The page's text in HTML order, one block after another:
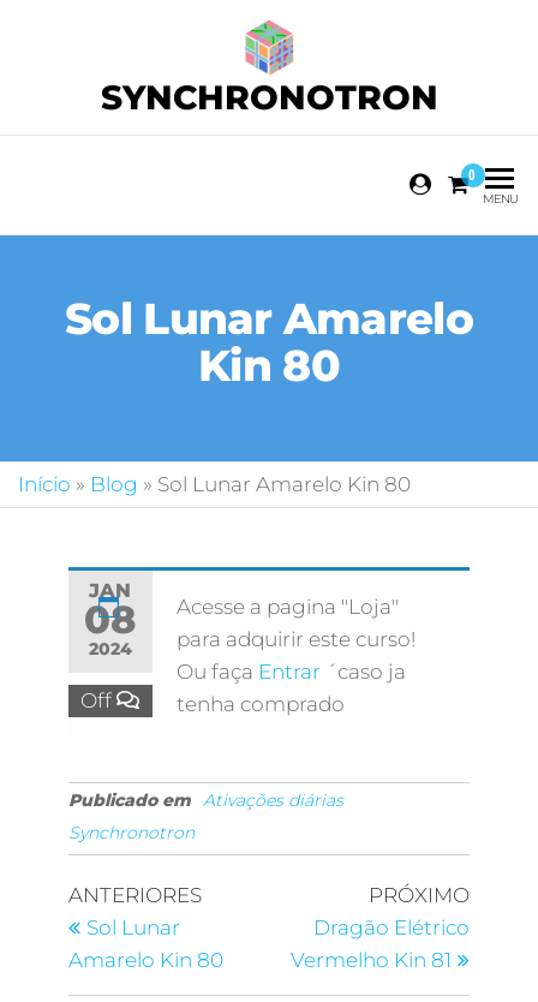
SYNCHRONOTRON
0
MENU
Sol Lunar Amarelo
Kin 80
Início » Blog » Sol Lunar Amarelo Kin 80
JAN
08
2024
Off
Acesse a pagina "Loja"
para adquirir este curso!
Ou faça Entrar ´caso ja
tenha comprado
Publicado em Ativações diárias
Synchronotron
ANTERIORES
Sol Lunar
Amarelo Kin 80
PRÓXIMO
Dragão Elétrico
Vermelho Kin 81